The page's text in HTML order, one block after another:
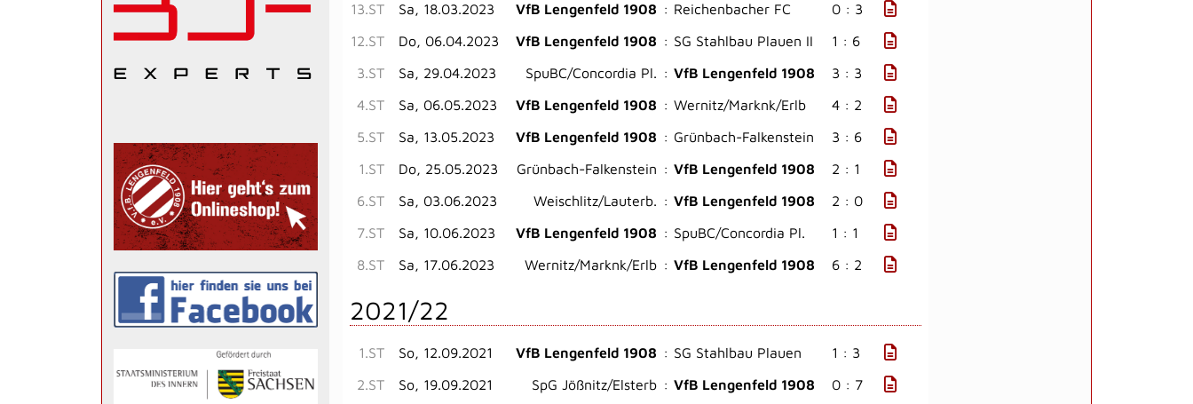
13.ST
Sa, 18.03.2023 VfB Lengenfeld 1908 : Reichenbacher FC
0 : 3
12.ST
Do, 06.04.2023 VfB Lengenfeld 1908 : SG Stahlbau Plauen II
1 : 6
3.ST
Sa, 29.04.2023 SpuBC/Concordia Pl. : VfB Lengenfeld 1908
3 : 3
4.ST
Sa, 06.05.2023 VfB Lengenfeld 1908 : ​Wernitz/Marknk/Erlb
4 : 2
5.ST
Sa, 13.05.2023 VfB Lengenfeld 1908 : Grünbach-Falkenstein
3 : 6
1.ST
Do, 25.05.2023 Grünbach-Falkenstein : VfB Lengenfeld 1908
2 : 1
6.ST
Sa, 03.06.2023 Weischlitz/Lauterb. : VfB Lengenfeld 1908
2 : 0
7.ST
Sa, 10.06.2023 VfB Lengenfeld 1908 : SpuBC/Concordia Pl.
1 : 1
8.ST
Sa, 17.06.2023 ​Wernitz/Marknk/Erlb : VfB Lengenfeld 1908 6 : 2
2021/22
1.ST So, 12.09.2021 VfB Lengenfeld 1908 : SG Stahlbau Plauen
1 : 3
2.ST
So, 19.09.2021 SpG Jößnitz/​Elsterb : VfB Lengenfeld 1908
0 : 7